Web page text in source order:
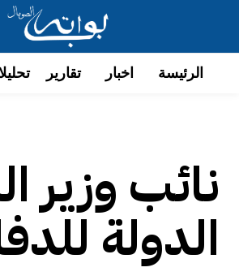
الرئيسة اخبار تقارير
نائب وزير
الدولة